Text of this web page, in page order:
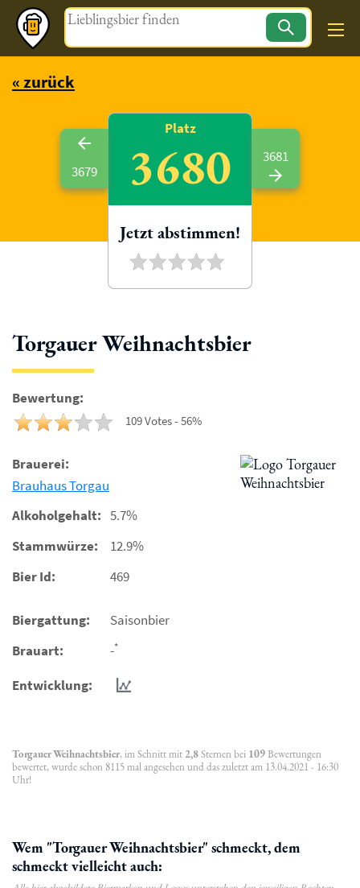
Magazin
« zurück
Torgauer Weihnachtsbier
Bewertung:
109 Votes - 56%
Brauerei:
Brauhaus Torgau
Alkoholgehalt: 5.7%
Stammwürze:
12.9%
Bier Id:
469
Biergattung:
Saisonbier
Brauart:
-*
Entwicklung:
Torgauer Weihnachtsbier, im Schnitt mit 2,8Sternen bei 109Bewertungen
bewertet, wurde schon 8115 mal angesehen und das zuletzt am 13.04.2021 - 16:30
Uhr!
Wem "Torgauer Weihnachtsbier" schmeckt, dem
schmeckt vielleicht auch:
3679
Platz
3680
Jetzt abstimmen!
3681